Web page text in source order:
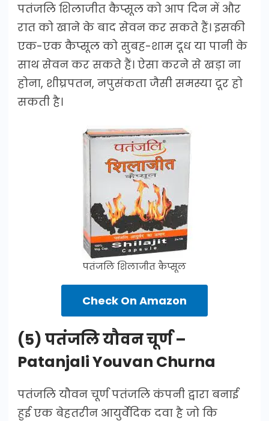
पतंजलि शिलाजीत कैप्सूल को आप दिन में और
रात को खाने के बाद सेवन कर सकते हैं। इसकी
एक-एक कैप्सूल को सुबह-शाम दूध या पानी के
साथ सेवन कर सकते हैं। ऐसा करने से खड़ा ना
होना, शीघ्रपतन, नपुसंकता जैसी समस्या दूर हो
सकती है।
पतंजलि शिलाजीत कैप्सूल
Check On Amazon
(5) पतंजलि यौवन चूर्ण –
Patanjali Youvan Churna
पतंजलि यौवन चूर्ण पतंजलि कंपनी द्वारा बनाई
हुई एक बेहतरीन आयुर्वेदिक दवा है जो कि